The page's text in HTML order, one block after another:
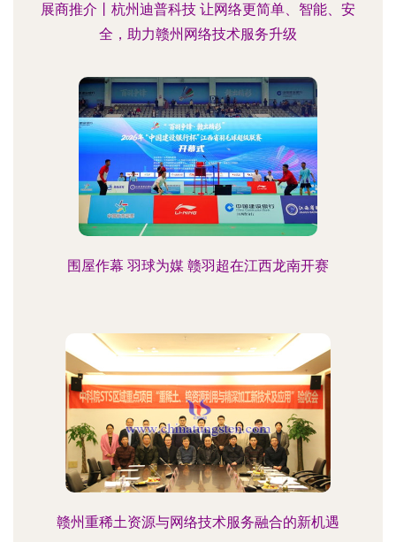
展商推介丨杭州迪普科技 让网络更简单、智能、安
全，助力赣州网络技术服务升级
围屋作幕 羽球为媒 赣羽超在江西龙南开赛
赣州重稀土资源与网络技术服务融合的新机遇